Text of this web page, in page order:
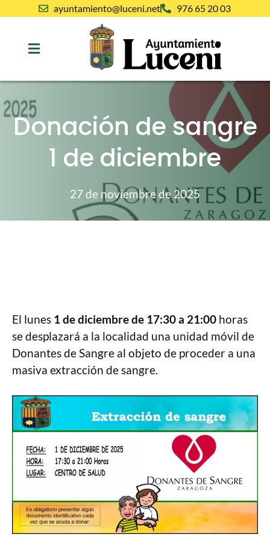
ayuntamiento@luceni.net 976 65 20 03
Donación de sangre
1 de diciembre
27 de noviembre de 2025
El lunes 1 de diciembre de 17:30 a 21:00 horas
se desplazará a la localidad una unidad móvil de
Donantes de Sangre al objeto de proceder a una
masiva extracción de sangre.